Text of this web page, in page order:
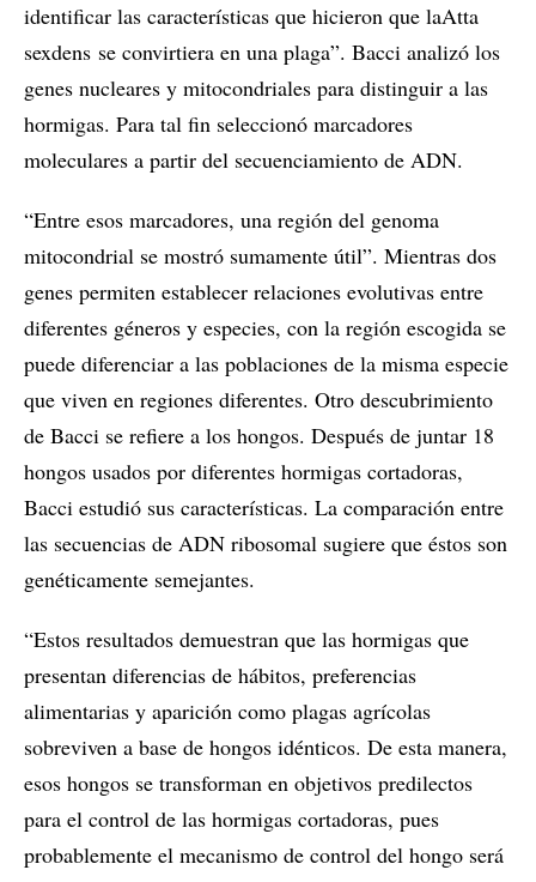
identificar las características que hicieron que laAtta
sexdens se convirtiera en una plaga”. Bacci analizó los
genes nucleares y mitocondriales para distinguir a las
hormigas. Para tal fin seleccionó marcadores
moleculares a partir del secuenciamiento de ADN.
“Entre esos marcadores, una región del genoma
mitocondrial se mostró sumamente útil”. Mientras dos
genes permiten establecer relaciones evolutivas entre
diferentes géneros y especies, con la región escogida se
puede diferenciar a las poblaciones de la misma especie
que viven en regiones diferentes. Otro descubrimiento
de Bacci se refiere a los hongos. Después de juntar 18
hongos usados por diferentes hormigas cortadoras,
Bacci estudió sus características. La comparación entre
las secuencias de ADN ribosomal sugiere que éstos son
genéticamente semejantes.
“Estos resultados demuestran que las hormigas que
presentan diferencias de hábitos, preferencias
alimentarias y aparición como plagas agrícolas
sobreviven a base de hongos idénticos. De esta manera,
esos hongos se transforman en objetivos predilectos
para el control de las hormigas cortadoras, pues
probablemente el mecanismo de control del hongo será